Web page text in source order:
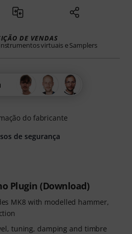
Plugin (Download)
MK8 with modelled hammer,
tuning, damping and timbre
DE VENDAS
virtuais e Samplers
do fabricante
de segurança